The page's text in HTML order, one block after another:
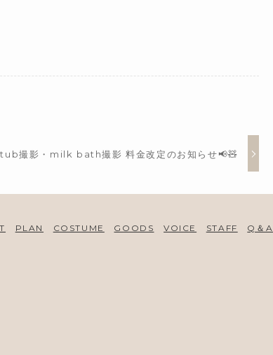
撮影・milk bath撮影 料金改定のお知らせ📢🧸
PLAN COSTUME GOODS VOICE STAFF Q＆A